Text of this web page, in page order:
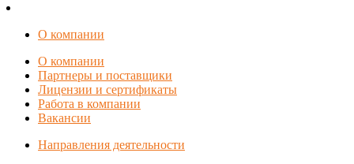
О компании
О компании
Партнеры и поставщики
Лицензии и сертификаты
Работа в компании
Вакансии
Направления деятельности